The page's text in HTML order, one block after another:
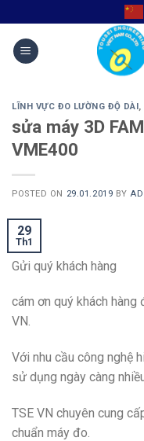
LĨNH VỰC ĐO LƯỜNG ĐỘ DÀI,
sửa máy 3D
VME400
POSTED ON 29.01.2019 BY
29
Th1
Gửi quý khách hàng
cám ơn quý khách
VN.
Với nhu cầu công nghệ
sử dụng ngày càng
TSE VN chuyên cung
chuẩn máy đo.